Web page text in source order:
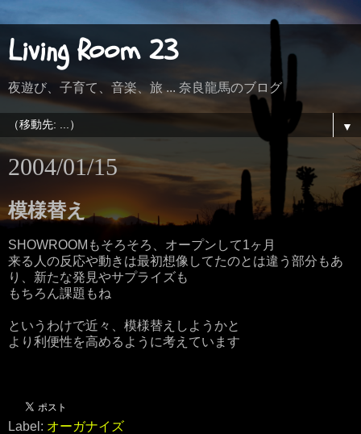
Living Room 23
夜遊び、子育て、音楽、旅 ... 奈良龍馬のブログ
▼
2004/01/15
模様替え
SHOWROOMもそろそろ、オープンして1ヶ月
来る人の反応や動きは最初想像してたのとは違う部分もあ
り、新たな発見やサプライズも
もちろん課題もね
というわけで近々、模様替えしようかと
より利便性を高めるように考えています
Label: オーガナイズ